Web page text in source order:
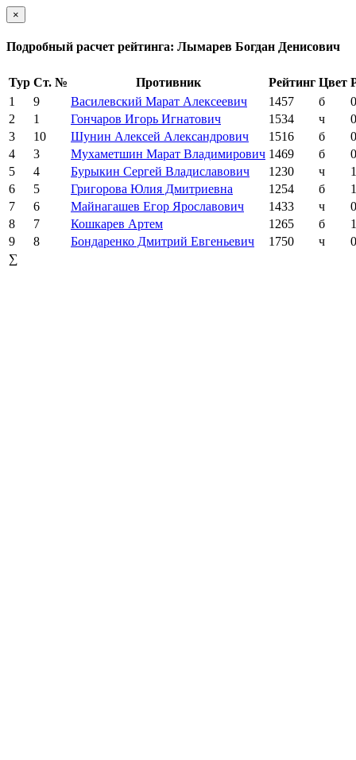
×
Подробный расчет рейтинга: Лымарев Богдан Денисович
Тур Ст. № Противник Рейтинг Цвет
1
9 Василевский Марат Алексеевич 1457 б
2
1 Гончаров Игорь Игнатович 1534 ч
3
10 Шунин Алексей Александрович 1516 б
4
3 Мухаметшин Марат Владимирович 1469 б
5
4 Бурыкин Сергей Владиславович 1230 ч
6
5 Григорова Юлия Дмитриевна 1254 б
7
6 Майнагашев Егор Ярославович 1433 ч
8
7 Кошкарев Артем 1265 б
9
8 Бондаренко Дмитрий Евгеньевич 1750 ч
∑